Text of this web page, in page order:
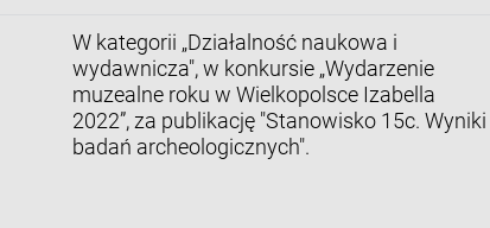
W kategorii „Działalność naukowa i
wydawnicza", w konkursie „Wydarzenie
muzealne roku w Wielkopolsce Izabella
2022”, za publikację "Stanowisko 15c. Wyniki
badań archeologicznych".